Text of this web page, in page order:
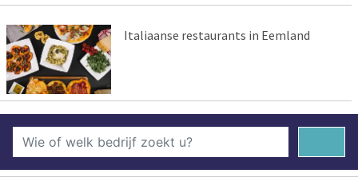
Italiaanse restaurants in Eemland